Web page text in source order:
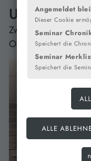
Angemeldet
Dieser Cookie
Seminar
Speichert die
Seminar
Speichert die
Zweite Runde der
Olympiade